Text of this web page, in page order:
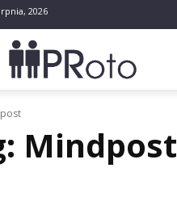
2026
Mindpost